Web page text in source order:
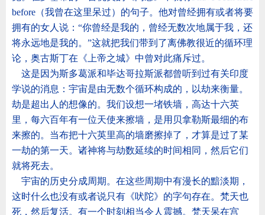
before （我曾在这里呆过）的句子。他对曾经拥有或者将要
拥有的女人说： “你曾经是我的，曾经无数次地属于我，还
将永远地是我的。 ”这就把我们带到了离佛教很近的循环理
论，奥古斯丁在《上帝之城》中曾对此痛斥过。
这是因为斯多葛派和毕达哥拉斯派都曾听到过有关印度
学说的消息：宇宙是由无数个循环构成的，以劫来衡量。
劫是超出人的想像的。我们设想一堵铁墙，高达十六英
里，每六百年有一位天使来擦墙，是用贝拿勒斯最细的布
来擦的。当布把十六英里高的墙磨擦掉了，才算是过了某
一劫的第一天。诸神将与劫数延续的时间相同，然后它们
就将死去。
宇宙的历史分成周期。在这些周期中有漫长的黯淡期，
这时什么也没有或者说只有《吠陀》的字句存在。梵天也
死，然后复活。有一个时刻相当令人震撼。梵天呆在宫